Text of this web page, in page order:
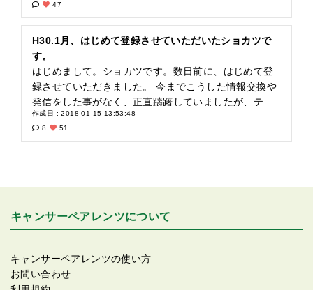
を受け入れ、向き合い、日常として付き合う様になっ
てきました。 もちろん少しの体調の変化に過敏に反応
して不安になることもありますし、長期的な思考に対
してどうしてもマイナスに感じてしまう事もあります
が、そんな時にCPの皆様との交流の中で、現実を受け
とめつつも今ある状況に謙虚に感謝できる、前向きな
心の状態をつくる為の大きなきっかけになっていると
あらためて感じます。 このサイトを立ち上げ、継続し
てくださる西口様と関係者様に、心より感謝申し上げ
での環境が生まれている事を考えると、人の「性善
と子ども」という共通の立場の人との交流は、やはり
心が癒されます。きっと話をしながら不安や痛みを分
かち合えていると感じるからかもしれません。またそ
47
H30.1月、はじめて登録させていただいたショカツで
す。
はじめまして。ショカツです。数日前に、はじめて登
録させていただきました。 今までこうした情報交換や
発信をした事がなく、正直躊躇していましたが、テレ
ビでキャンサーペアレンツの事を知り、思い切って登
録してみました。 登録したとたん「応援」をしてくだ
ん心温かな人たちばかりです。 いろいろな方々の状況
やコメントを見させていただくと、共感したり、涙し
んありました。が、それ以上に文字通り懸命に向き合
われている皆さんの誠実な姿に、本当に勇気と希望を
いただき励まされています。 また皆さんの為に、丁寧
作成日 : 2018-01-15 13:53:48
8
51
キャンサーペアレンツについて
キャンサーペアレンツの使い方
お問い合わせ